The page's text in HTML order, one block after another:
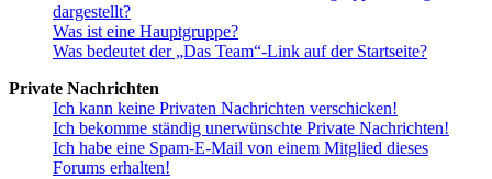
dargestellt?
Was ist eine Hauptgruppe?
Was bedeutet der „Das Team“-Link auf der Startseite?
Private Nachrichten
Ich kann keine Privaten Nachrichten verschicken!
Ich bekomme ständig unerwünschte Private Nachrichten!
Ich habe eine Spam-E-Mail von einem Mitglied dieses
Forums erhalten!